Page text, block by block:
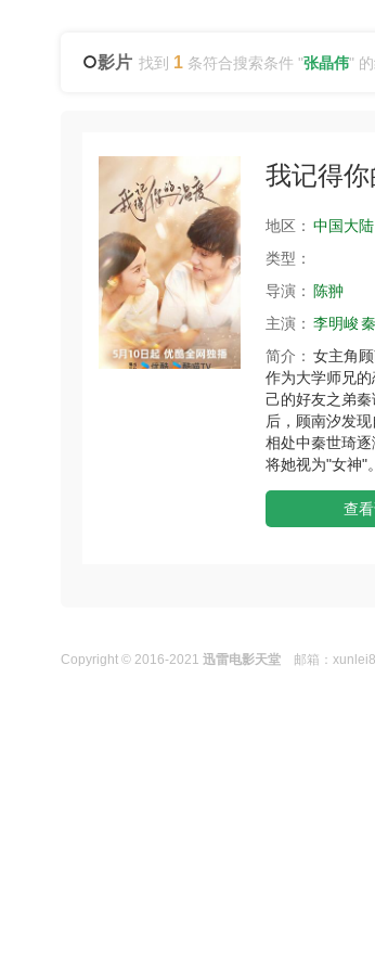
影片 找到 1 条符合搜索条件 "张晶伟" 的
我记得
地区： 中国大陆
类型：
导演：
陈翀
主演： 李明峻
简介： 女主角
作为大学师兄
己的好友之弟
后，顾南汐发
相处中秦世琦
将她视为"女神"
查
Copyright © 2016-2021迅雷电影天堂 邮箱：